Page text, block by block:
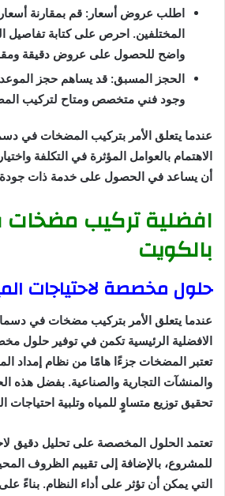
اطلب عروض أسعار: قم بمقارنة
المختلفين. احرص على كتابة
واضح للحصول على عروض دقيقة
الحجز المسبق: قد يساهم حجز
وجود فني متخصص ومتاح لتركيب
عندما يتعلق الأمر بتركيب المضخات في
الاهتمام بالعوامل المؤثرة في التكلفة
أن يساعد في الحصول على خدمة ذات جودة
افضلية تركيب
بالكويت
حلول مخصصة لاحتياجات
عندما يتعلق الأمر بتركيب مضخات في
الافضلية الرئيسية تكمن في توفير حلول
تعتبر المضخات جزءًا هامًا من نظام إمداد
والمنشآت التجارية والصناعية. بفضل هذه
تحقيق توزيع متساوٍ للمياه وتلبية
تعتمد الحلول المخصصة على تحليل دقيق
للمشروع، بالإضافة إلى تقييم الظروف
التي يمكن أن تؤثر على أداء النظام. بناءً